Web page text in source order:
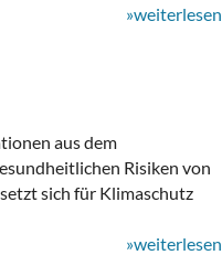
»weiterlesen
aus dem
Risiken von
sich für Klimaschutz
»weiterlesen